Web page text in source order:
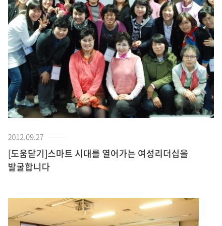
2012.09.27
[도움닫기]스마트 시대를 열어가는 여성리더십을
발굴합니다